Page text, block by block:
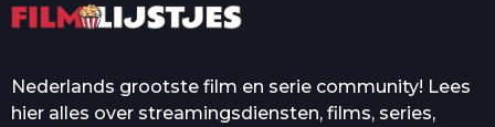
Nederlands grootste film en serie community! Lees
hier alles over streamingsdiensten, films, series,